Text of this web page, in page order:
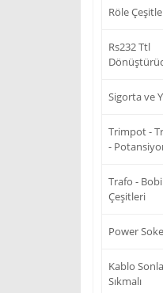
Röle
Rs232 Ttl
Sigorta ve
Trimpot -
-
Trafo -
Çeşitleri
Power
Kablo
Sıkmalı